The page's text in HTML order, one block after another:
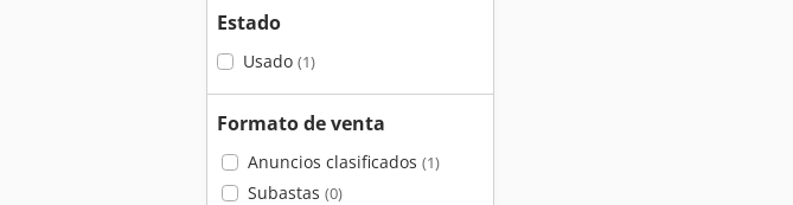
Estado
Usado (1)
Formato de venta
Anuncios clasificados (1)
Subastas (0)